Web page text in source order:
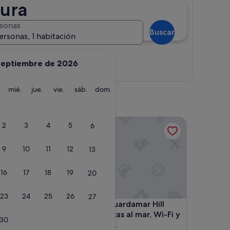
de 2026
martes
mié. miércoles
jue. jueves
vie. viernes
sáb. sábado
dom.
2 3 4 5 6
9 10 11 12 13
16 17 18 19 20
23 24 25 26 27
30
1 habitación
Buscar
Mascotas consultar.
Mascotas consultar.
con piscina compartida y balcón
con piscina compartida y balcón
4. Apartamento 'Guardamar Hill
Resort Spa' con vistas al mar, Wi-Fi y
aire acondicionado.
Apartamento 'Guardamar Hill Resort Spa' con
Apartamento 'Guardamar Hill Resort Spa' con